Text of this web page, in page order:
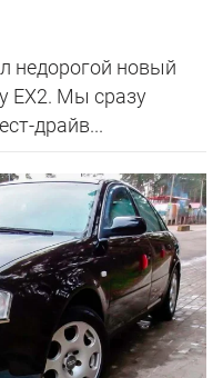
недорогой новый
EX2. Мы сразу
драйв...